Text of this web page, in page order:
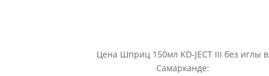
Цена Шприц 150мл KD-JECT III без иглы в
Самарканде: